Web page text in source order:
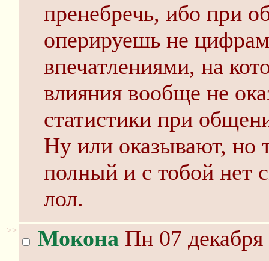
пренебречь, ибо при
оперируешь не
впечатлениями, на
влияния вообще не
статистики при
Ну или оказывают, но
полный и с тобой нет
лол.
>> Мокона Пн 07